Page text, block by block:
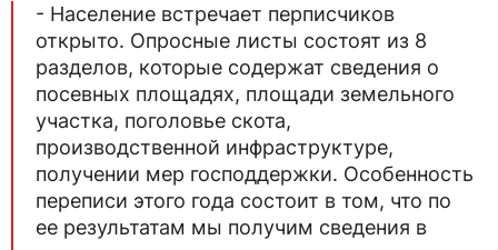
- Население встречает перписчиков
открыто. Опросные листы состоят из 8
разделов, которые содержат сведения о
посевных площадях, площади земельного
участка, поголовье скота,
производственной инфраструктуре,
получении мер господдержки. Особенность
переписи этого года состоит в том, что по
ее результатам мы получим сведения в